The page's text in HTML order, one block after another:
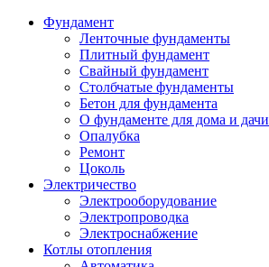
Фундамент
Ленточные фундаменты
Плитный фундамент
Свайный фундамент
Столбчатые фундаменты
Бетон для фундамента
О фундаменте для дома и дачи
Опалубка
Ремонт
Цоколь
Электричество
Электрооборудование
Электропроводка
Электроснабжение
Котлы отопления